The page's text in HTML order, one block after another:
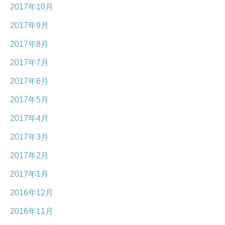
2017年10月
2017年9月
2017年8月
2017年7月
2017年6月
2017年5月
2017年4月
2017年3月
2017年2月
2017年1月
2016年12月
2016年11月